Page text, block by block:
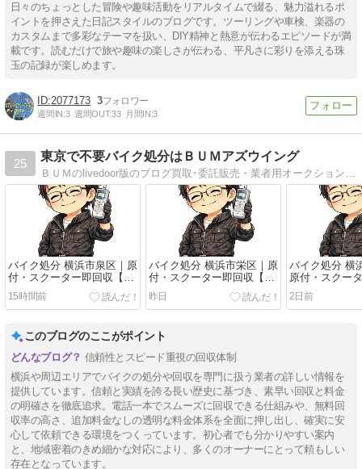
日々のちょっとした冒険や趣味活動をリアルタイムで綴る、魅力溢れるポ
イントを押さえた日記スタイルのブログです。ツーリングや車検、楽器の
カスタムまで多彩なテーマを扱い、DIY精神と熱意が伝わるエピソードが満
載です。読むだけで旅や趣味の楽しさが伝わる、平凡さに彩りを添える珠
玉の記録が楽しめます。
2077173 3
週間IN:3 週間OUT:33 月間IN:3
25
東京で不要バイク処分はＢＵＭアズウイング
バイク処分 横浜市泉区｜原
付・スクーター即回収【バ
イク回収ホンポBUM】令和
８年版
15時間前
バイク処分 横浜市栄区｜原
付・スクーター即回収【バ
イク回収ホンポBUM】令和
８年版
昨日
バイク処分 横
原付・スクー
【バイク回収
令和８年版
2日前
このブログのここがポイント
信頼性とスピード重視の回収体制
横浜や周辺エリアでバイクの処分や回収を専門に扱う業者の詳しい情報を
提供しています。信頼と実績を誇る長い歴史に基づき、素早い回収と料金
の明確さを徹底追求。電話一本でスムーズに回収できる仕組みや、無料回
収率の高さ、追加料金なしの透明な料金体系を全面に押し出し、確実に安
心して依頼できる環境をつくっています。初心者でも分かりやすい案内
と、地域密着のきめ細かな対応により、多くのオーナーにとって頼もしい
存在となっています。